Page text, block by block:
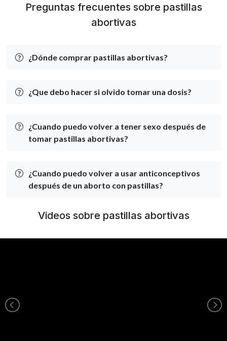
Preguntas frecuentes sobre pastillas
abortivas
¿Dónde comprar pastillas abortivas?
¿Que debo hacer si olvido tomar una dosis?
¿Cuando puedo volver a tener sexo después de
tomar pastillas abortivas?
¿Cuando puedo volver a usar anticonceptivos
después de un aborto con pastillas?
Videos sobre pastillas abortivas